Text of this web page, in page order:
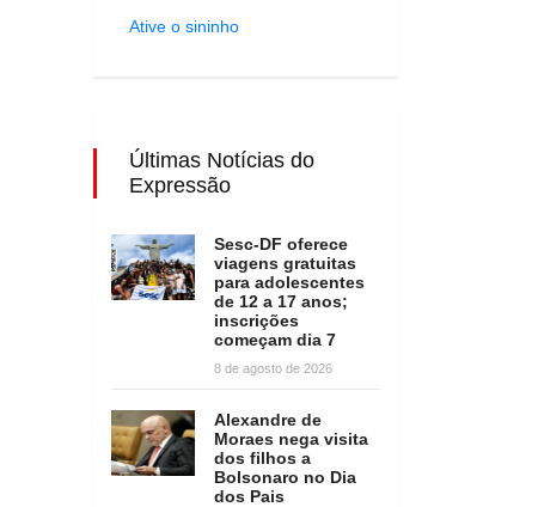
Ative o sininho
Últimas Notícias do
Expressão
Sesc-DF oferece
viagens gratuitas
para adolescentes
de 12 a 17 anos;
inscrições
começam dia 7
8 de agosto de 2026
Alexandre de
Moraes nega visita
dos filhos a
Bolsonaro no Dia
dos Pais